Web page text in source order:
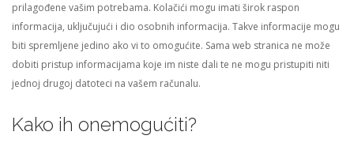
prilagođene vašim potrebama. Kolačići mogu imati širok raspon
informacija, uključujući i dio osobnih informacija. Takve informacije mogu
biti spremljene jedino ako vi to omogućite. Sama web stranica ne može
dobiti pristup informacijama koje im niste dali te ne mogu pristupiti niti
jednoj drugoj datoteci na vašem računalu.
Kako ih onemogućiti?